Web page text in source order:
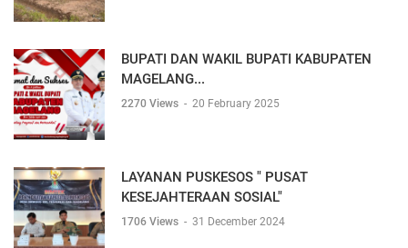
BUPATI DAN WAKIL BUPATI KABUPATEN
MAGELANG...
2270 Views - 20 February 2025
LAYANAN PUSKESOS " PUSAT
KESEJAHTERAAN SOSIAL"
1706 Views - 31 December 2024